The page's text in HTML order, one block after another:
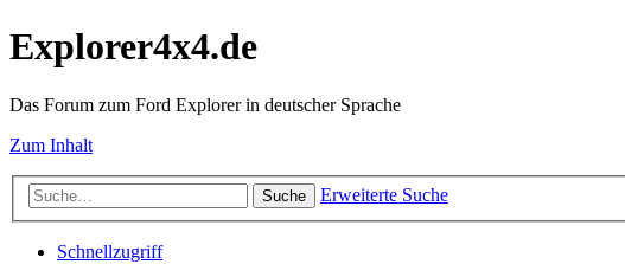
Explorer4x4.de
Das Forum zum Ford Explorer in deutscher Sprache
Zum Inhalt
Suche Erweiterte Suche
Schnellzugriff